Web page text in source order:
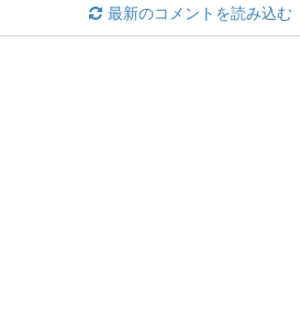
最新のコメントを読み込む